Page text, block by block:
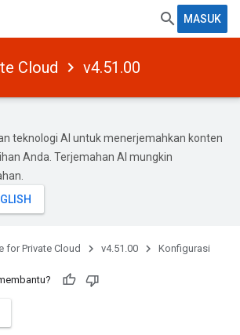
MASUK
Cloud v4.51.00
teknologi AI untuk menerjemahkan konten
Anda. Terjemahan AI mungkin
for Private Cloud v4.51.00 Konfigurasi